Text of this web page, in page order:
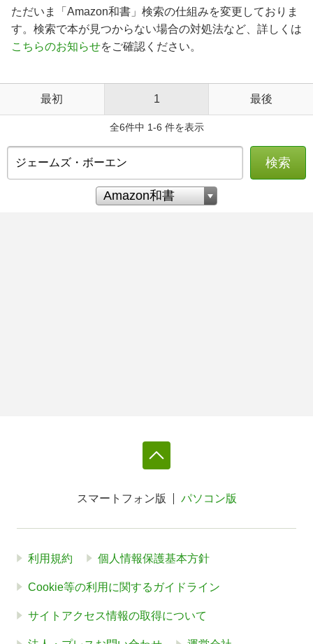
ただいま「Amazon和書」検索の仕組みを変更しておりま
す。検索で本が見つからない場合の対処法など、詳しくは
こちらのお知らせをご確認ください。
最初 1 最後
全6件中 1-6 件を表示
検索
スマートフォン版 パソコン版
利用規約 個人情報保護基本方針
Cookie等の利用に関するガイドライン
サイトアクセス情報の取得について